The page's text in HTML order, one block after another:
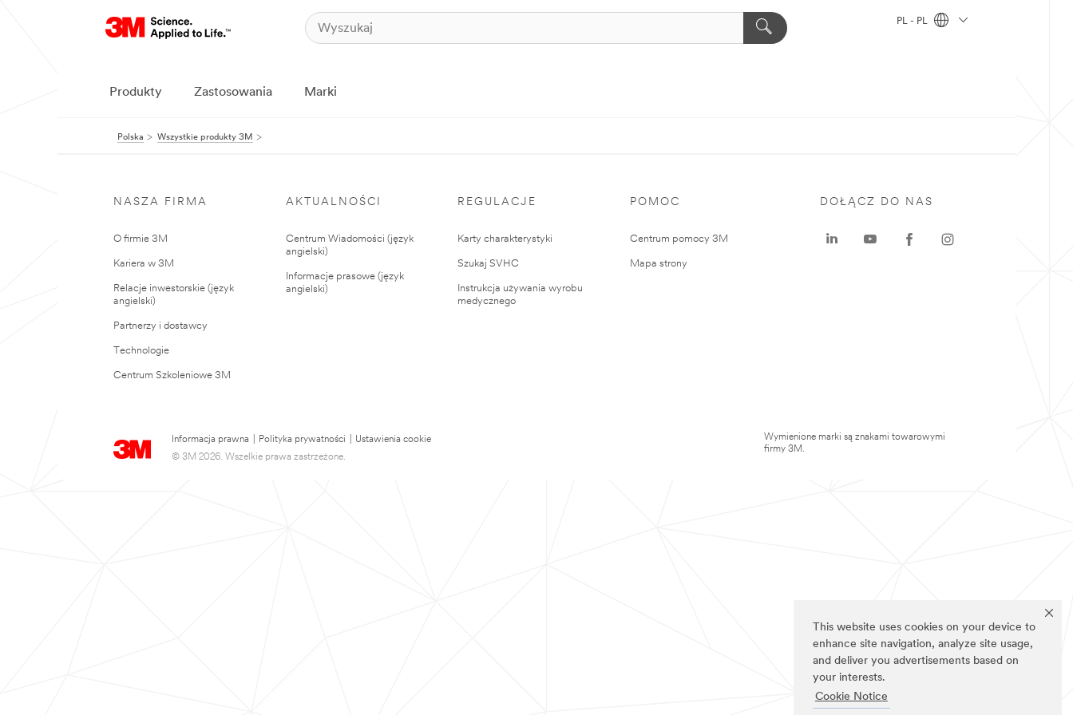
This website uses cookies on your device to
enhance site navigation, analyze site usage,
and deliver you advertisements based on
your interests.
Cookie Notice
PL - PL
Produkty Zastosowania Marki
Polska Wszystkie produkty 3M
NASZA FIRMA
O firmie 3M
Kariera w 3M
Relacje inwestorskie (język
angielski)
Partnerzy i dostawcy
Technologie
Centrum Szkoleniowe 3M
AKTUALNOŚCI
Centrum Wiadomości (język
angielski)
Informacje prasowe (język
angielski)
REGULACJE
Karty charakterystyki
Szukaj SVHC
Instrukcja używania wyrobu
medycznego
POMOC
Centrum pomocy 3M
Mapa strony
Informacja prawna Polityka prywatności
Ustawienia cookie
© 3M 2026. Wszelkie prawa zastrzeżone.
DOŁĄCZ DO NAS
Wymienione marki są znakami towarowymi
firmy 3M.